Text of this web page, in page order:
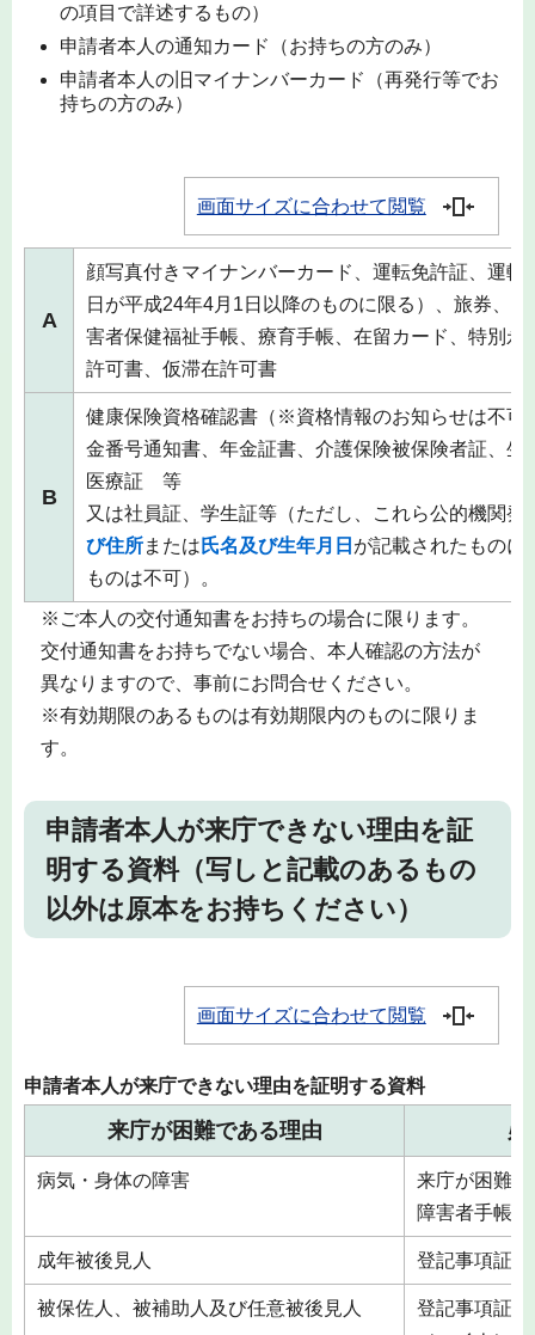
の項目で詳述するもの）
申請者本人の通知カード（お持ちの方のみ）
申請者本人の旧マイナンバーカード（再発行等でお
持ちの方のみ）
画面サイズに合わせて閲覧
A
顔写真付きマイナンバーカード、運転免許証、運転
日が平成24年4月1日以降のものに限る）、旅券、
害者保健福祉手帳、療育手帳、在留カード、特別永
許可書、仮滞在許可書
B
健康保険資格確認書（※資格情報のお知らせは不可
金番号通知書、年金証書、介護保険被保険者証、生
医療証 等
又は社員証、学生証等（ただし、これら公的機関発
び住所または 氏名及び生年月日 が記載されたものに
ものは不可）。
※ご本人の交付通知書をお持ちの場合に限ります。
交付通知書をお持ちでない場合、本人確認の方法が
異なりますので、事前にお問合せください。
※有効期限のあるものは有効期限内のものに限りま
す。
申請者本人が来庁できない理由を証
明する資料（写しと記載のあるもの
以外は原本をお持ちください）
画面サイズに合わせて閲覧
申請者本人が来庁できない理由を証明する資料
来庁が困難である理由 必
病気・身体の障害
来庁が困難
障害者手帳
成年被後見人 登記事項証明
被保佐人、被補助人及び任意被後見人
登記事項証